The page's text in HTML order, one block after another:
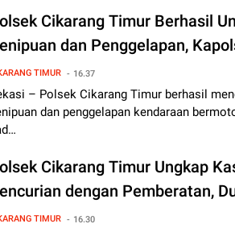
Cikarang Timur Berhasil
dan Penggelapan,
Pers
TIMUR 16.37
– Polsek Cikarang Timur berhasil
dan penggelapan kendaraan
Cikarang Timur Ungkap
dengan Pemberatan,
TIMUR 16.30